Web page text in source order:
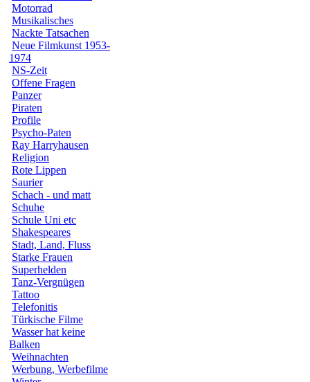
Motorrad
Musikalisches
Nackte Tatsachen
Neue Filmkunst 1953-
1974
NS-Zeit
Offene Fragen
Panzer
Piraten
Profile
Psycho-Paten
Ray Harryhausen
Religion
Rote Lippen
Saurier
Schach - und matt
Schuhe
Schule Uni etc
Shakespeares
Stadt, Land, Fluss
Starke Frauen
Superhelden
Tanz-Vergnügen
Tattoo
Telefonitis
Türkische Filme
Wasser hat keine
Balken
Weihnachten
Werbung, Werbefilme